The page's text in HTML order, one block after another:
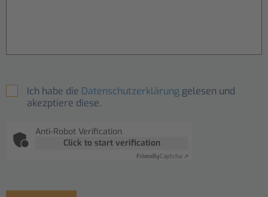
Ich habe die Datenschutzerklärung gelesen und
akezptiere diese.
Anti-Robot Verification
Click to start verification
FriendlyCaptcha ⇗